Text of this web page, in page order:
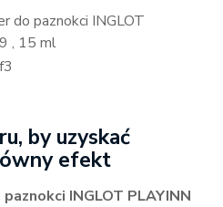
do paznokci INGLOT
, 15 ml
by uzyskać
efekt
INGLOT PLAYINN